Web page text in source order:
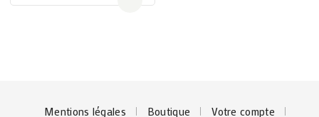
of
Mentions légales Boutique Votre compte